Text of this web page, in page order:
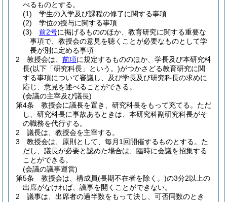
べるものとする。
(1)
学生の入学及び課程の修了に関する事項
(2)
学位の授与に関する事項
(3)
前2号に掲げるもののほか、教育研究に関する重要な
事項で、教授会の意見を聴くことが必要なものとして学
長が別に定める事項
2
教授会は、 前項に規定するもののほか、学長及び本研究科
長(以下「研究科長」という。)がつかさどる教育研究に関
する事項について審議し、及び学長及び研究科長の求めに
応じ、意見を述べることができる。
(会議の主宰及び議長)
第4条
教授会に議長を置き、研究科長をもって充てる。 ただ
し、研究科長に事故あるときは、本研究科副研究科長がそ
の職務を代行する。
2
議長は、教授会を主宰する。
3
教授会は、原則として、毎月1回開催するものとする。 た
だし、議長が必要と認めた場合は、臨時に会議を招集する
ことができる。
(会議の議事運営)
第5条
教授会は、構成員(長期不在者を除く。)の3分2以上の
出席がなければ、議事を開くことができない。
2
議事は、出席者の過半数をもって決し、可否同数のとき